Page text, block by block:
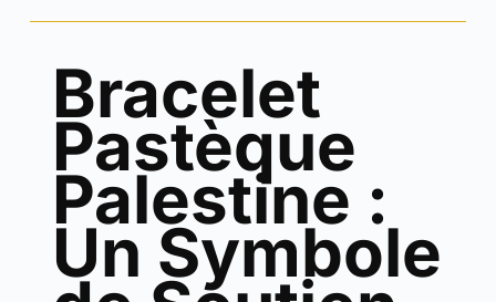
Bracelet
Pastèque
Palestine :
Un Symbole